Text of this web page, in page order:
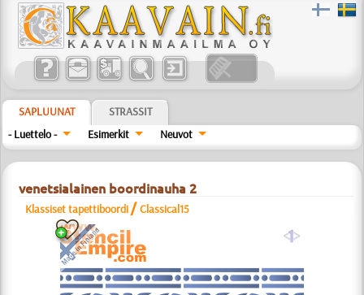
SAPLUUNAT
STRASSIT
- Luettelo -
Esimerkit Neuvot
venetsialainen boordinauha 2
Klassiset tapettiboordi /Classical15
a